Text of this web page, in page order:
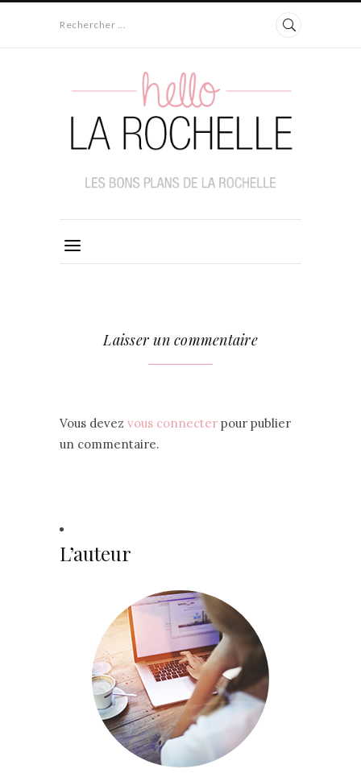
Rechercher ...
Laisser un commentaire
Vous devez vous connecter pour publier
un commentaire.
L’auteur